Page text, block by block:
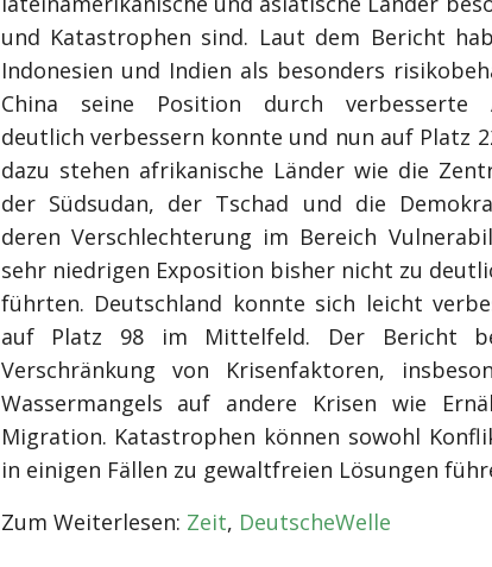
und Katastrophen sind. Laut dem Bericht
Indonesien und Indien als besonders
China seine Position durch verbesserte
deutlich verbessern konnte und nun auf Platz
dazu stehen afrikanische Länder wie die
der Südsudan, der Tschad und die
deren Verschlechterung im Bereich
sehr niedrigen Exposition bisher nicht zu
führten. Deutschland konnte sich leicht
auf Platz 98 im Mittelfeld. Der Bericht
Verschränkung von Krisenfaktoren,
Wassermangels auf andere Krisen wie
Migration. Katastrophen können sowohl
in einigen Fällen zu gewaltfreien Lösungen
Zum Weiterlesen: Zeit, DeutscheWelle